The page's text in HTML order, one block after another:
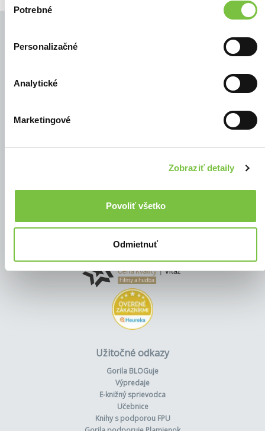
súhlasu
Potrebné
Personalizačné
Analytické
Marketingové
Zobraziť detaily
Povoliť všetko
Odmietnuť
Užitočné odkazy
Gorila BLOGuje
Výpredaje
E-knižný sprievodca
Učebnice
Knihy s podporou FPU